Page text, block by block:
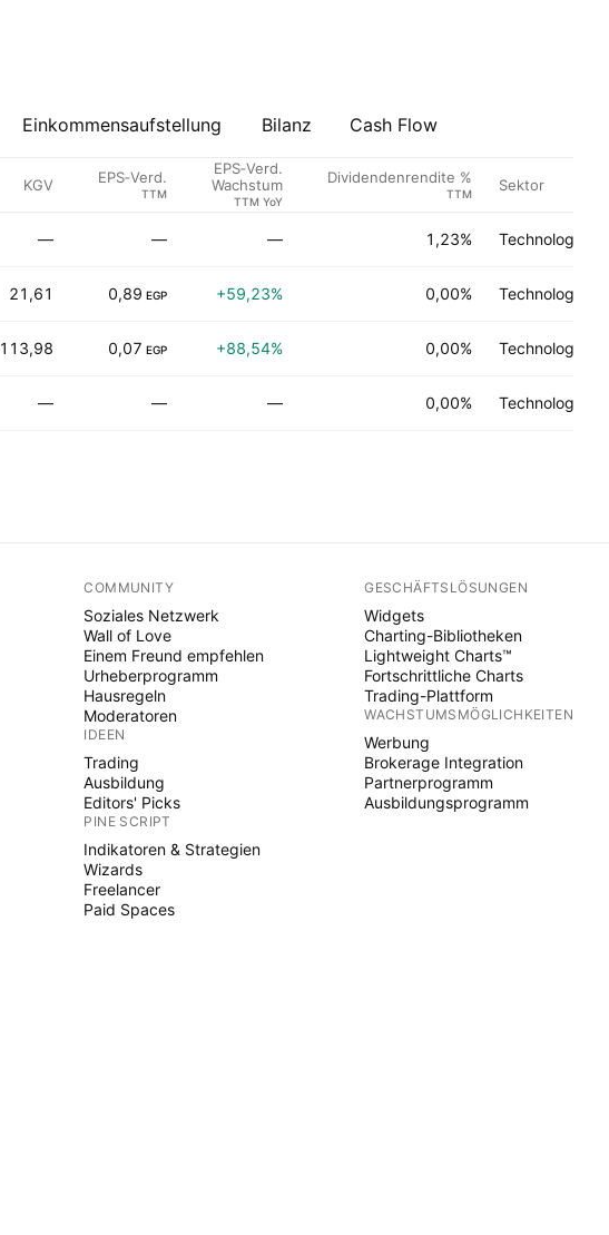
Einkommensaufstellung Bilanz Cash Flow
KGV EPS‑Verd.
TTM
EPS‑Verd.
Wachstum
TTM YoY
Dividendenrendite %
TTM Sektor
— — — 1,23% Technologie
21,61 0,89 EGP +59,23% 0,00% Technologie
113,98 0,07 EGP +88,54% 0,00% Technologie
— — — 0,00% Technologie
COMMUNITY
Soziales Netzwerk
Wall of Love
Einem Freund empfehlen
Urheberprogramm
Hausregeln
Moderatoren
IDEEN
Trading
Ausbildung
Editors' Picks
PINE SCRIPT
Indikatoren & Strategien
Wizards
Freelancer
Paid Spaces
GESCHÄFTSLÖSUNGEN
Widgets
Charting-Bibliotheken
Lightweight Charts™
Fortschrittliche Charts
Trading-Plattform
WACHSTUMSMÖGLICHKEITEN
Werbung
Brokerage Integration
Partnerprogramm
Ausbildungsprogramm